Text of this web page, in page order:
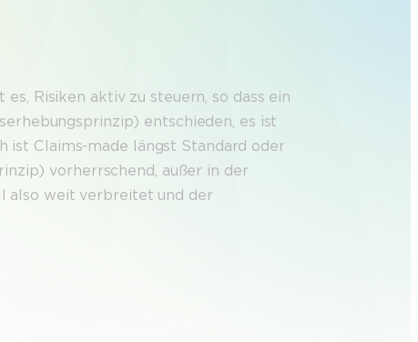
Risiken aktiv zu steuern, so dass ein
entschieden, es ist
ist Claims-made längst Standard oder
vorherrschend, außer in der
also weit verbreitet und der